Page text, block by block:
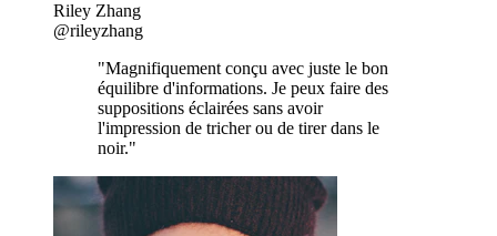
Riley Zhang
@rileyzhang
"Magnifiquement conçu avec juste le bon
équilibre d'informations. Je peux faire des
suppositions éclairées sans avoir
l'impression de tricher ou de tirer dans le
noir."